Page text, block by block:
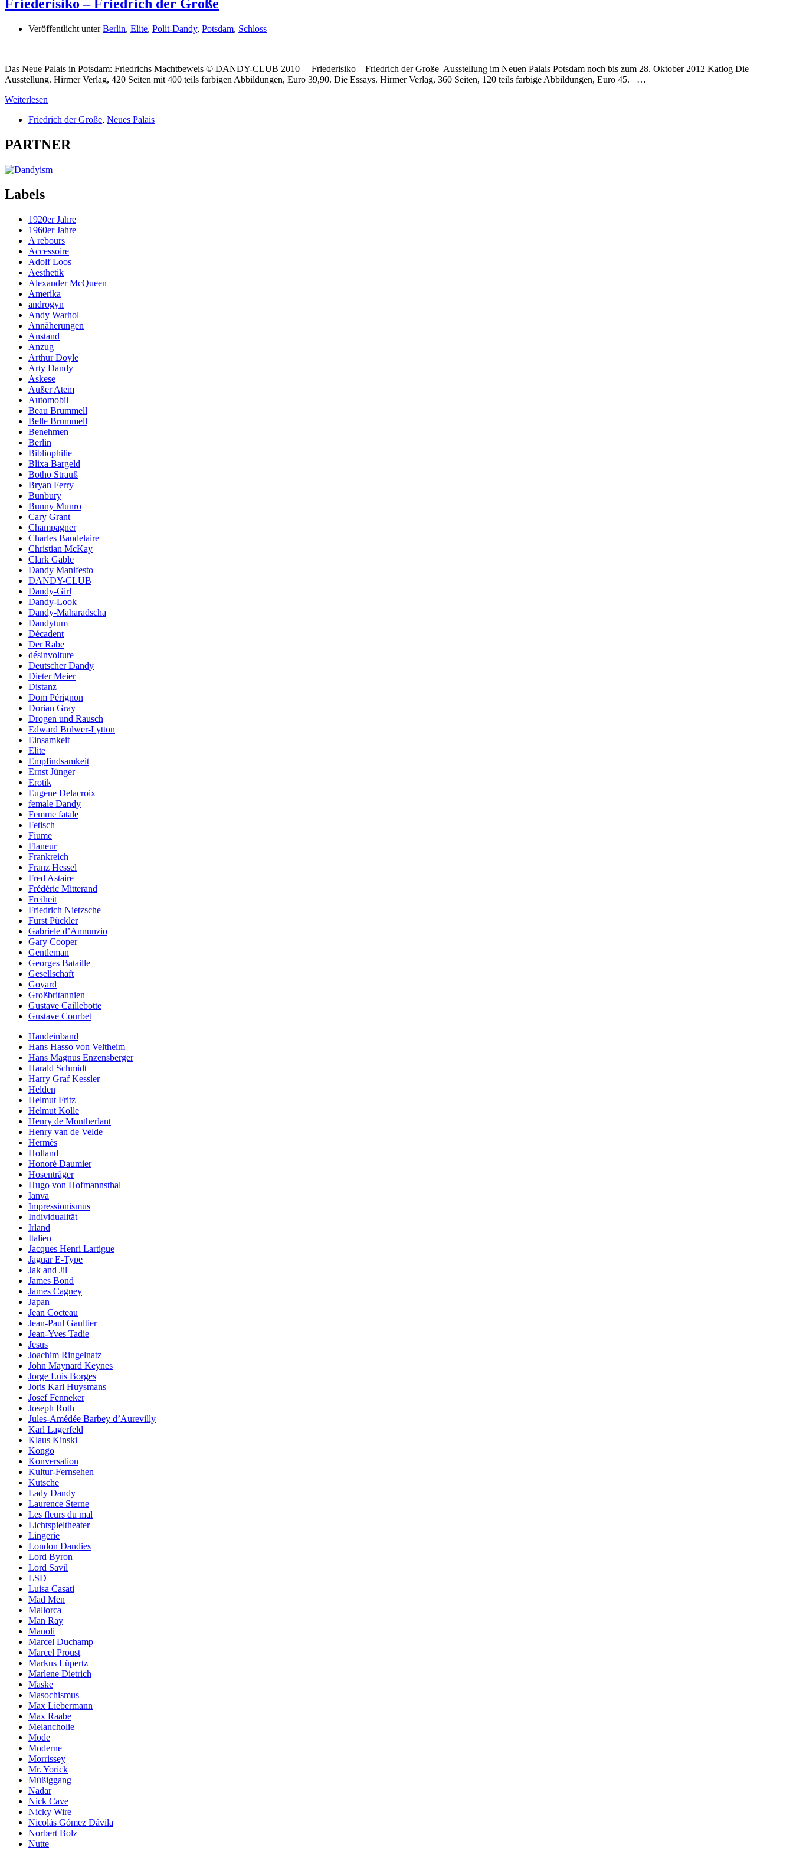
Friederisiko – Friedrich der Große
Veröffentlicht unterBerlin, Elite, Polit-Dandy, Potsdam, Schloss
Das Neue Palais in Potsdam: Friedrichs Machtbeweis © DANDY-CLUB 2010 Friederisiko – Friedrich der Große Ausstellung im Neuen Palais Potsdam noch bis zum 28. Oktober 2012 Katlog Die
Ausstellung. Hirmer Verlag, 420 Seiten mit 400 teils farbigen Abbildungen, Euro 39,90. Die Essays. Hirmer Verlag, 360 Seiten, 120 teils farbige Abbildungen, Euro 45. …
Weiterlesen
Friedrich der Große, Neues Palais
PARTNER
Labels
1920er Jahre
1960er Jahre
A rebours
Accessoire
Adolf Loos
Aesthetik
Alexander McQueen
Amerika
androgyn
Andy Warhol
Annäherungen
Anstand
Anzug
Arthur Doyle
Arty Dandy
Askese
Außer Atem
Automobil
Beau Brummell
Belle Brummell
Benehmen
Berlin
Bibliophilie
Blixa Bargeld
Botho Strauß
Bryan Ferry
Bunbury
Bunny Munro
Cary Grant
Champagner
Charles Baudelaire
Christian McKay
Clark Gable
Dandy Manifesto
DANDY-CLUB
Dandy-Girl
Dandy-Look
Dandy-Maharadscha
Dandytum
Décadent
Der Rabe
désinvolture
Deutscher Dandy
Dieter Meier
Distanz
Dom Pérignon
Dorian Gray
Drogen und Rausch
Edward Bulwer-Lytton
Einsamkeit
Elite
Empfindsamkeit
Ernst Jünger
Erotik
Eugene Delacroix
female Dandy
Femme fatale
Fetisch
Fiume
Flaneur
Frankreich
Franz Hessel
Fred Astaire
Frédéric Mitterand
Freiheit
Friedrich Nietzsche
Fürst Pückler
Gabriele d’Annunzio
Gary Cooper
Gentleman
Georges Bataille
Gesellschaft
Goyard
Großbritannien
Gustave Caillebotte
Gustave Courbet
Handeinband
Hans Hasso von Veltheim
Hans Magnus Enzensberger
Harald Schmidt
Harry Graf Kessler
Helden
Helmut Fritz
Helmut Kolle
Henry de Montherlant
Henry van de Velde
Hermès
Holland
Honoré Daumier
Hosenträger
Hugo von Hofmannsthal
Ianva
Impressionismus
Individualität
Irland
Italien
Jacques Henri Lartigue
Jaguar E-Type
Jak and Jil
James Bond
James Cagney
Japan
Jean Cocteau
Jean-Paul Gaultier
Jean-Yves Tadie
Jesus
Joachim Ringelnatz
John Maynard Keynes
Jorge Luis Borges
Joris Karl Huysmans
Josef Fenneker
Joseph Roth
Jules-Amédée Barbey d’Aurevilly
Karl Lagerfeld
Klaus Kinski
Kongo
Konversation
Kultur-Fernsehen
Kutsche
Lady Dandy
Laurence Sterne
Les fleurs du mal
Lichtspieltheater
Lingerie
London Dandies
Lord Byron
Lord Savil
LSD
Luisa Casati
Mad Men
Mallorca
Man Ray
Manoli
Marcel Duchamp
Marcel Proust
Markus Lüpertz
Marlene Dietrich
Maske
Masochismus
Max Liebermann
Max Raabe
Melancholie
Mode
Moderne
Morrissey
Mr. Yorick
Müßiggang
Nadar
Nick Cave
Nicky Wire
Nicolás Gómez Dávila
Norbert Bolz
Nutte